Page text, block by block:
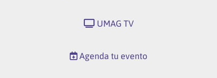
UMAG TV
Agenda tu evento